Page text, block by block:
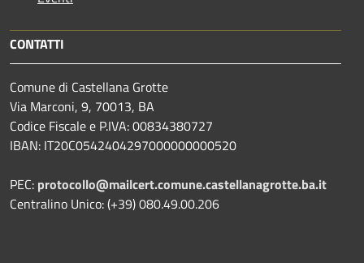
CONTATTI
Comune di Castellana Grotte
Via Marconi, 9, 70013, BA
Codice Fiscale e P.IVA: 00834380727
IBAN: IT20C0542404297000000000520
PEC: protocollo@mailcert.comune.castellanagrotte.ba.it
Centralino Unico: (+39) 080.49.00.206